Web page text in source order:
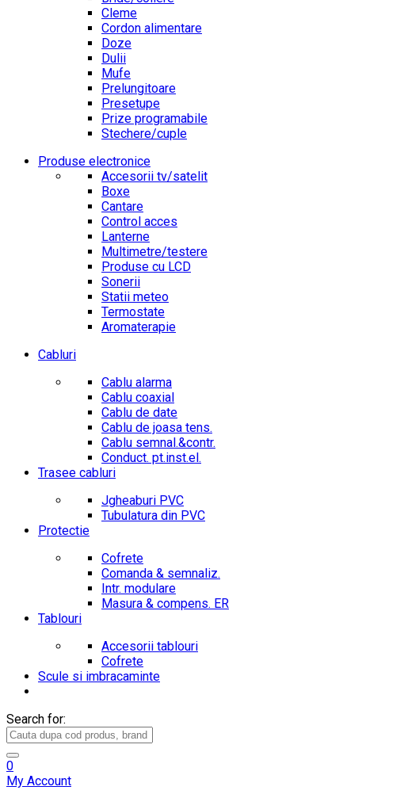
Cleme
Cordon alimentare
Doze
Dulii
Mufe
Prelungitoare
Presetupe
Prize programabile
Stechere/cuple
Produse electronice
Accesorii tv/satelit
Boxe
Cantare
Control acces
Lanterne
Multimetre/testere
Produse cu LCD
Sonerii
Statii meteo
Termostate
Aromaterapie
Cabluri
Cablu alarma
Cablu coaxial
Cablu de date
Cablu de joasa tens.
Cablu semnal.&contr.
Conduct. pt.inst.el.
Trasee cabluri
Jgheaburi PVC
Tubulatura din PVC
Protectie
Cofrete
Comanda & semnaliz.
Intr. modulare
Masura & compens. ER
Tablouri
Accesorii tablouri
Cofrete
Scule si imbracaminte
Search for:
0
My Account